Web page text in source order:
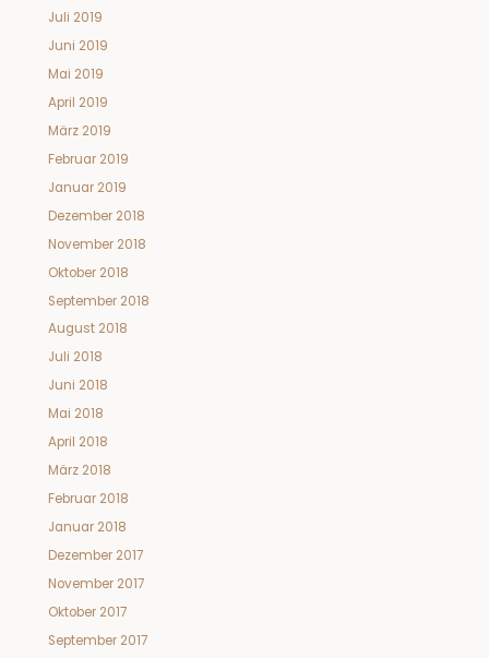
Juli 2019
Juni 2019
Mai 2019
April 2019
März 2019
Februar 2019
Januar 2019
Dezember 2018
November 2018
Oktober 2018
September 2018
August 2018
Juli 2018
Juni 2018
Mai 2018
April 2018
März 2018
Februar 2018
Januar 2018
Dezember 2017
November 2017
Oktober 2017
September 2017